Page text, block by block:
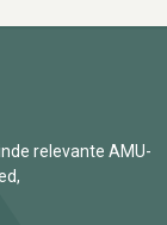
relevante AMU-